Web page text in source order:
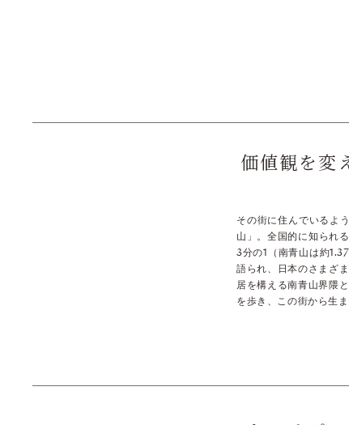
価値観を変
その街に住んでいるよ
山」。全国的に知られ
3分の1（南青山は約
語られ、日本のさまざ
居を構える南青山界隈
を歩き、この街から生